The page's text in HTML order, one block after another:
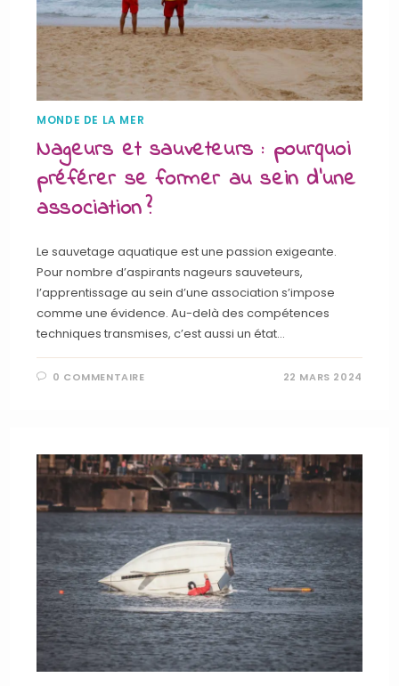
MONDE DE LA MER
Nageurs et sauveteurs : pourquoi
préférer se former au sein d’une
association ?
Le sauvetage aquatique est une passion exigeante.
Pour nombre d’aspirants nageurs sauveteurs,
l’apprentissage au sein d’une association s’impose
comme une évidence. Au-delà des compétences
techniques transmises, c’est aussi un état…
0 COMMENTAIRE 22 MARS 2024